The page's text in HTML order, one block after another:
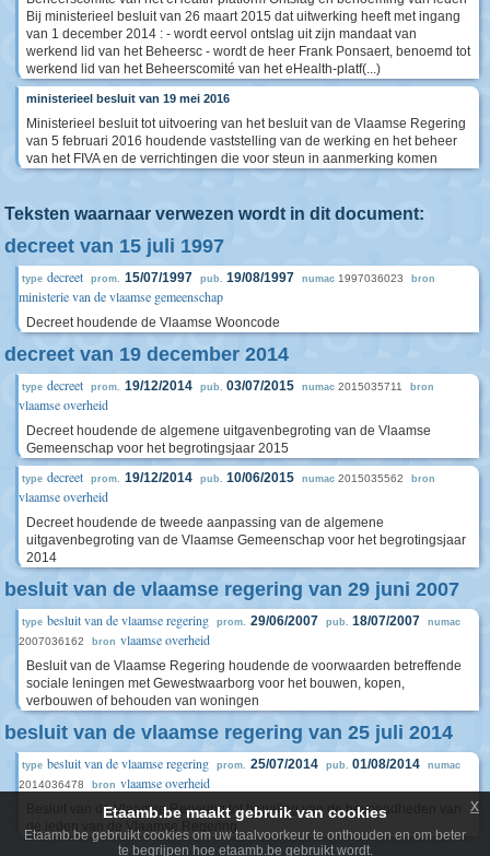
Bij ministerieel besluit van 26 maart 2015 dat uitwerking heeft met ingang
van 1 december 2014 : - wordt eervol ontslag uit zijn mandaat van
werkend lid van het Beheersc - wordt de heer Frank Ponsaert, benoemd tot
werkend lid van het Beheerscomité van het eHealth-platf(...)
ministerieel besluit van 19 mei 2016
Ministerieel besluit tot uitvoering van het besluit van de Vlaamse Regering
van 5 februari 2016 houdende vaststelling van de werking en het beheer
van het FIVA en de verrichtingen die voor steun in aanmerking komen
Teksten waarnaar verwezen wordt in dit document:
decreet van 15 juli 1997
type decreet prom. 15/07/1997 pub. 19/08/1997 numac 1997036023 bron
ministerie van de vlaamse gemeenschap
Decreet houdende de Vlaamse Wooncode
decreet van 19 december 2014
type decreet prom. 19/12/2014 pub. 03/07/2015 numac 2015035711 bron
vlaamse overheid
Decreet houdende de algemene uitgavenbegroting van de Vlaamse
Gemeenschap voor het begrotingsjaar 2015
type decreet prom. 19/12/2014 pub. 10/06/2015 numac 2015035562 bron
vlaamse overheid
Decreet houdende de tweede aanpassing van de algemene
uitgavenbegroting van de Vlaamse Gemeenschap voor het begrotingsjaar
2014
besluit van de vlaamse regering van 29 juni 2007
type besluit van de vlaamse regering prom. 29/06/2007 pub. 18/07/2007 numac
2007036162 bron vlaamse overheid
Besluit van de Vlaamse Regering houdende de voorwaarden betreffende
sociale leningen met Gewestwaarborg voor het bouwen, kopen,
verbouwen of behouden van woningen
besluit van de vlaamse regering van 25 juli 2014
type besluit van de vlaamse regering prom. 25/07/2014 pub. 01/08/2014 numac
2014036478 bron vlaamse overheid
Besluit van de Vlaamse Regering tot bepaling van de bevoegdheden van
de leden van de Vlaamse Regering
Etaamb.be maakt gebruik van cookies
Etaamb.be gebruikt cookies om uw taalvoorkeur te onthouden en om beter
te begrijpen hoe etaamb.be gebruikt wordt.
x